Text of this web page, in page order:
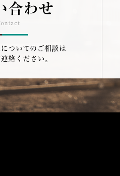
合わせ
ついてのご相談は
絡ください。